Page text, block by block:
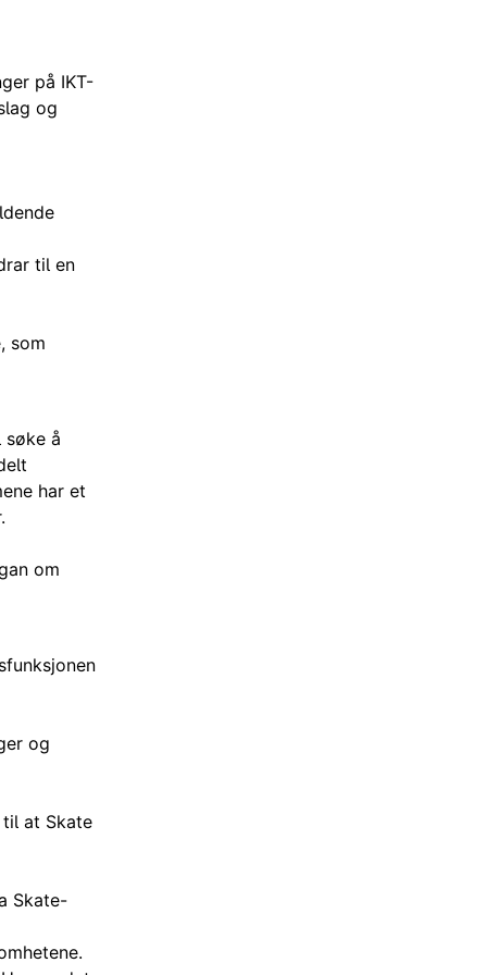
på IKT-
og
til en
som
søke å
har et
om
og
at Skate
Skate-